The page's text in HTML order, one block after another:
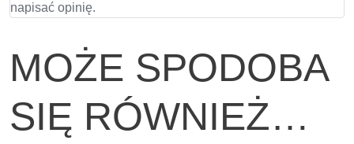
napisać opinię.
MOŻE SPODOBA
SIĘ RÓWNIEŻ…